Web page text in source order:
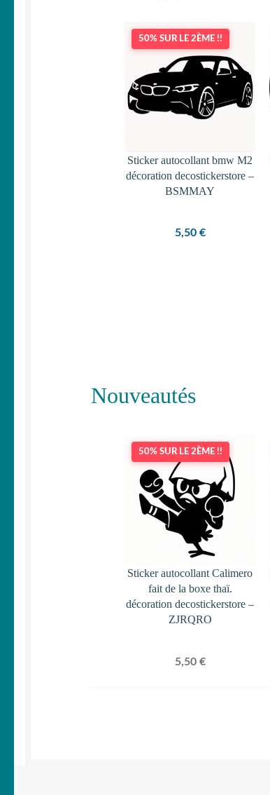
50% SUR LE 2ÈME !!
Sticker autocollant bmw M2
décoration decostickerstore –
BSMMAY
5,50 €
Nouveautés
50% SUR LE 2ÈME !!
Sticker autocollant Calimero
fait de la boxe thaï.
décoration decostickerstore –
ZJRQRO
5,50 €